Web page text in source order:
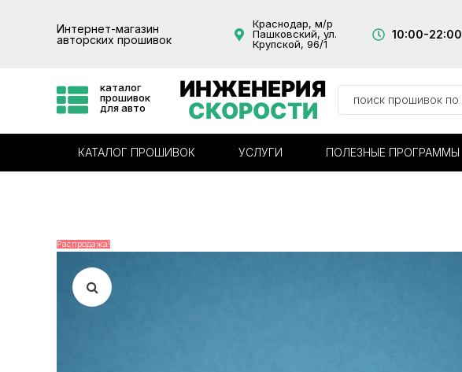
Интернет-магазин
авторских прошивок
Краснодар, м/р
Пашковский, ул.
Крупской, 96/1
10:00-22:00
каталог
прошивок
для авто
ИНЖЕНЕРИЯ
СКОРОСТИ
КАТАЛОГ ПРОШИВОК УСЛУГИ ПОЛЕЗНЫЕ ПРОГРАММЫ
Распродажа!